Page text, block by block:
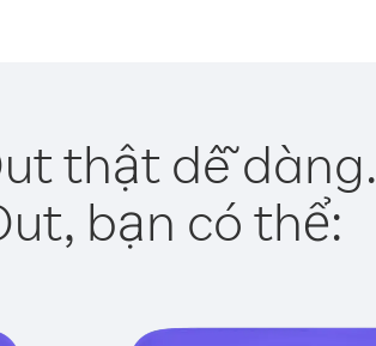
thật dễ dàng.
bạn có thể: